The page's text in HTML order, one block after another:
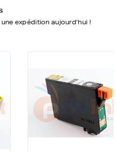
expédition aujourd’hui !